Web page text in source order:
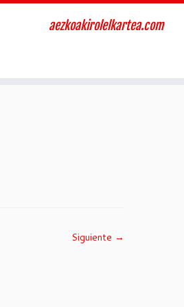
aezkoakirolelkartea.com
Siguiente →